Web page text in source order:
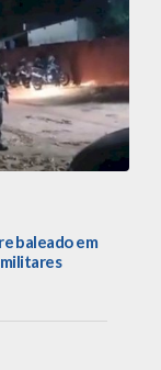
baleado em